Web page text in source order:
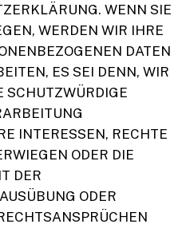
WENN SIE
WERDEN WIR IHRE
DATEN
ES SEI DENN, WIR
SCHUTZWÜRDIGE
INTERESSEN, RECHTE
ODER DIE
DER
ODER